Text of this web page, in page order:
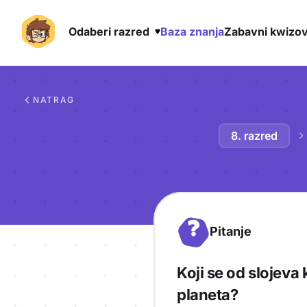
Odaberi razred Baza znanjaZabavni
NATRAG
8. razred
? Pitanje
Koji se od slojeva
planeta?